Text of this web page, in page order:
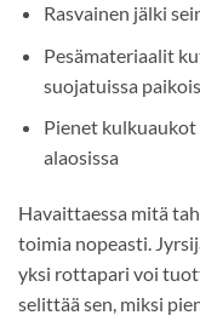
Rasvainen jälki
Pesämateriaalit
suojatuissa
Pienet kulkuaukot
alaosissa
Havaittaessa mitä
toimia nopeasti.
yksi rottapari voi
selittää sen, miksi